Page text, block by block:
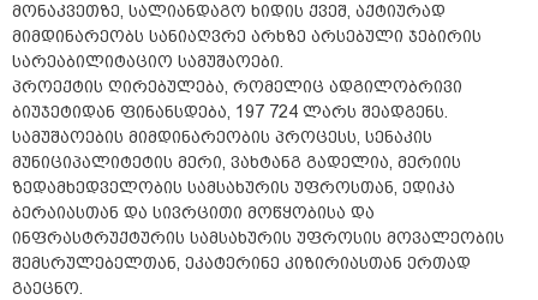
მონაკვეთზე, სალიანდაგო ხიდის ქვეშ, აქტიურად
მიმდინარეობს სანიაღვრე არხზე არსებული ჯებირის
სარეაბილიტაციო სამუშაოები.
პროექტის ღირებულება, რომელიც ადგილობრივი
ბიუჯეტიდან ფინანსდება, 197 724 ლარს შეადგენს.
სამუშაოების მიმდინარეობის პროცესს, სენაკის
მუნიციპალიტეტის მერი, ვახტანგ გადელია, მერიის
ზედამხედველობის სამსახურის უფროსთან, ედიკა
ბერაიასთან და სივრცითი მოწყობისა და
ინფრასტრუქტურის სამსახურის უფროსის მოვალეობის
შემსრულებელთან, ეკატერინე კიზირიასთან ერთად
გაეცნო.